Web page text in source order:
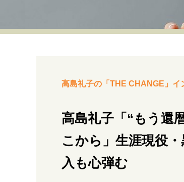
社会・カルチャー・マネー
高島礼子の「THE CHANGE」イ
高島礼子「“もう還
こから」生涯現役
入も心弾む